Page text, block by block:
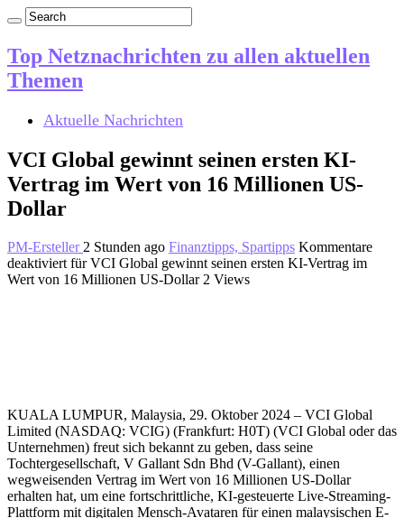
Top Netznachrichten zu allen aktuellen
Themen
Aktuelle Nachrichten
VCI Global gewinnt seinen ersten KI-
Vertrag im Wert von 16 Millionen US-
Dollar
PM-Ersteller 2 Stunden ago Finanztipps, Spartipps Kommentare
deaktiviert für VCI Global gewinnt seinen ersten KI-Vertrag im
Wert von 16 Millionen US-Dollar 2 Views
KUALA LUMPUR, Malaysia, 29. Oktober 2024 – VCI Global
Limited (NASDAQ: VCIG) (Frankfurt: H0T) (VCI Global oder das
Unternehmen) freut sich bekannt zu geben, dass seine
Tochtergesellschaft, V Gallant Sdn Bhd (V-Gallant), einen
wegweisenden Vertrag im Wert von 16 Millionen US-Dollar
erhalten hat, um eine fortschrittliche, KI-gesteuerte Live-Streaming-
Plattform mit digitalen Mensch-Avataren für einen malaysischen E-